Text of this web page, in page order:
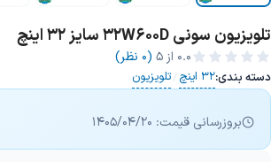
تلویزیون سونی 32W600D سایز 32 اینچ
0.0 از ۵ (0 نظر)
دسته بندی:32 اینچ /تلویزیون
بروزرسانی قیمت: 1405/04/20